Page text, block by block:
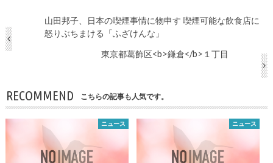
山田邦子、日本の喫煙事情に物申す 喫煙可能な飲食店に
怒りぶちまける「ふざけんな」
東京都葛飾区<b>鎌倉</b>１丁目
RECOMMEND こちらの記事も人気です。
ニュース ニュース